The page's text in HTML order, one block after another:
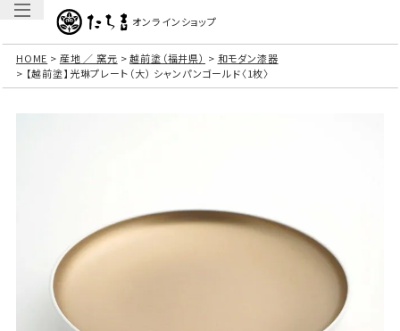
オンラインショップ
HOME 産地 ／ 窯元 越前塗（福井県）
和モダン漆器
【越前塗】光琳プレート（大） シャンパンゴールド〈1枚〉